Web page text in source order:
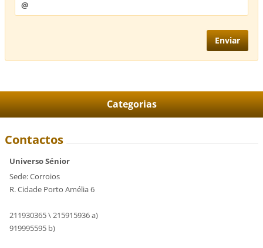
Categorias
Contactos
Universo Sénior
Sede: Corroios
R. Cidade Porto Amélia 6
211930365 \ 215915936 a)
919995595 b)